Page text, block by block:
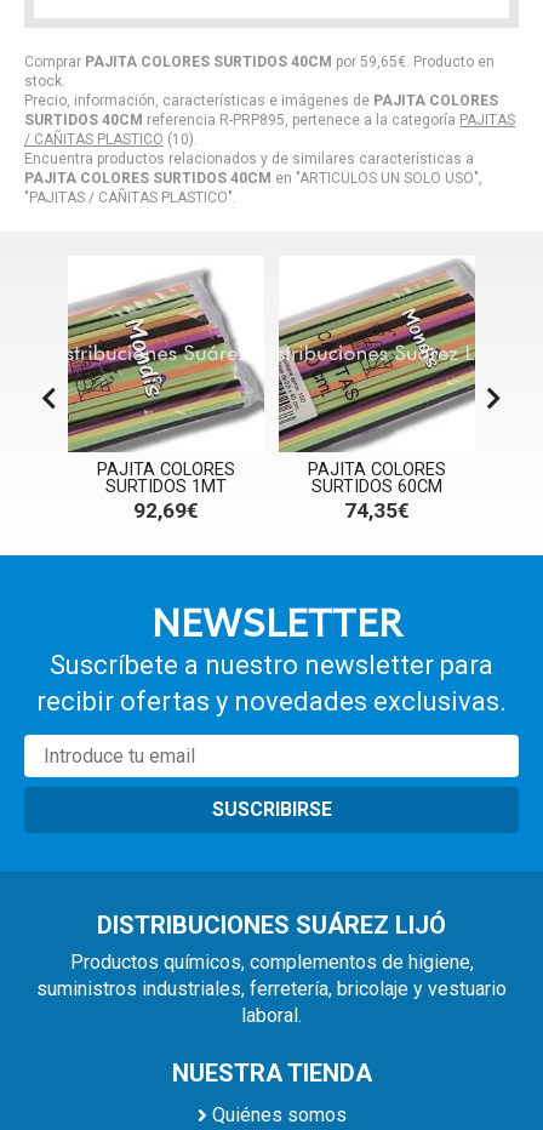
Comprar PAJITA COLORES SURTIDOS 40CM por 59,65€. Producto en
stock.
Precio, información, características e imágenes de PAJITA COLORES
SURTIDOS 40CM referencia R-PRP895, pertenece a la categoría PAJITAS
/ CAÑITAS PLASTICO (10).
Encuentra productos relacionados y de similares características a
PAJITA COLORES SURTIDOS 40CM en "ARTICULOS UN SOLO USO",
"PAJITAS / CAÑITAS PLASTICO".
PAJITA COLORES
SURTIDOS 1MT
92,69€
PAJITA COLORES
SURTIDOS 60CM
74,35€
NEWSLETTER
Suscríbete a nuestro newsletter para
recibir ofertas y novedades exclusivas.
SUSCRIBIRSE
DISTRIBUCIONES SUÁREZ LIJÓ
Productos químicos, complementos de higiene,
suministros industriales, ferretería, bricolaje y vestuario
laboral.
NUESTRA TIENDA
Quiénes somos